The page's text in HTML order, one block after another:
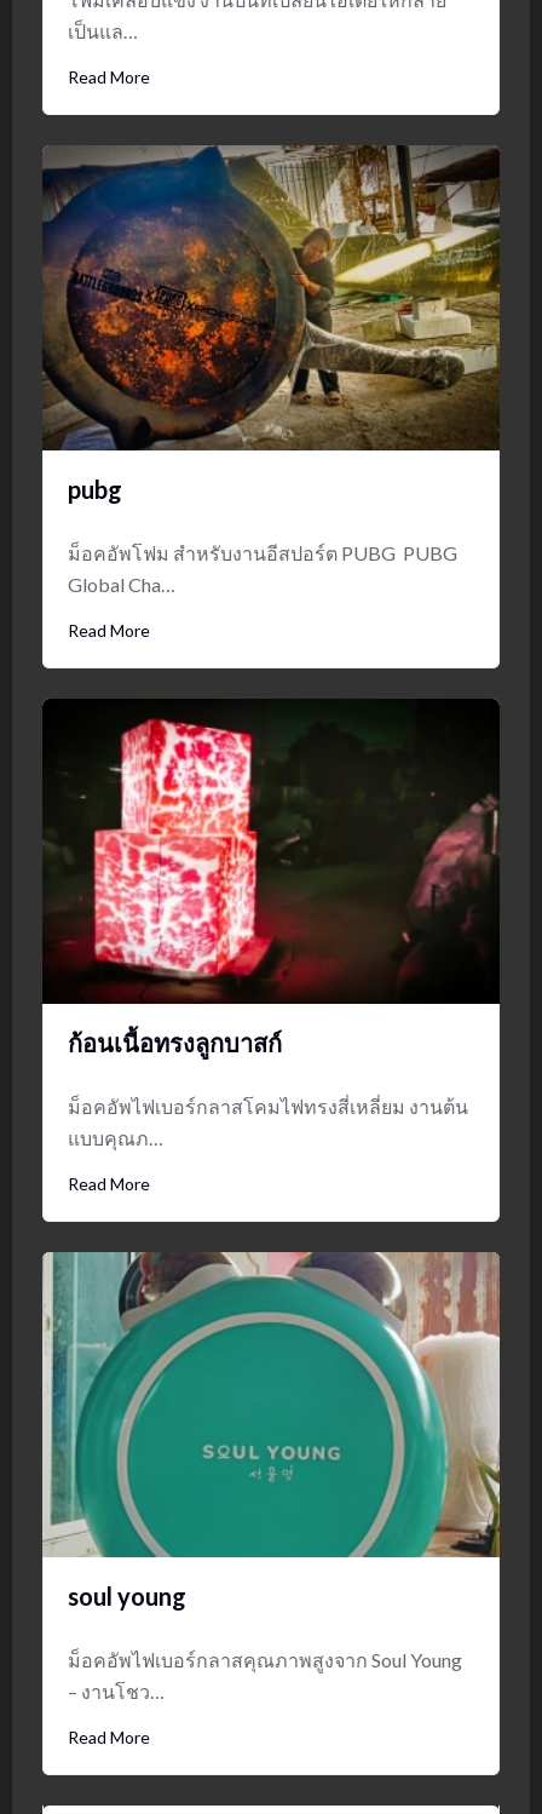
เป็นแล…
Read More
pubg
ม็อคอัพโฟม สำหรับงานอีสปอร์ต PUBG PUBG
Global Cha…
Read More
ก้อนเนื้อทรงลูกบาสก์
ม็อคอัพไฟเบอร์กลาสโคมไฟทรงสี่เหลี่ยม งานต้น
แบบคุณภ…
Read More
soul young
ม็อคอัพไฟเบอร์กลาสคุณภาพสูงจาก Soul Young
– งานโชว…
Read More